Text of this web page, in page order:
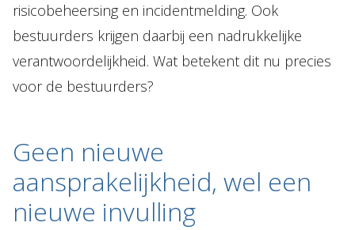
risicobeheersing en incidentmelding. Ook
bestuurders krijgen daarbij een nadrukkelijke
verantwoordelijkheid. Wat betekent dit nu precies
voor de bestuurders?
Geen nieuwe
aansprakelijkheid, wel een
nieuwe invulling